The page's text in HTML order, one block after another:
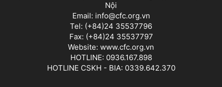
Nội
Email: info@cfc.org.vn
Tel: (+84)24 35537796
Fax: (+84)24 35537797
Website: www.cfc.org.vn
HOTLINE: 0936.167.898
HOTLINE CSKH - BIA: 0339.642.370